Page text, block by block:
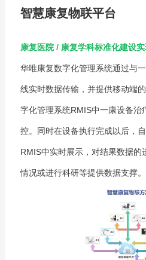
智慧康复物联平台
康复医院 / 康复学科标准化建设
华唯康复数字化管理系统通过与
线实时数据传输，并提供移动端
字化管理系统RMIS中一康设备治
控。同时在设备执行完成以后，
RMIS中实时展示，对结果数据的
情况或进行科研等提供数据支撑。